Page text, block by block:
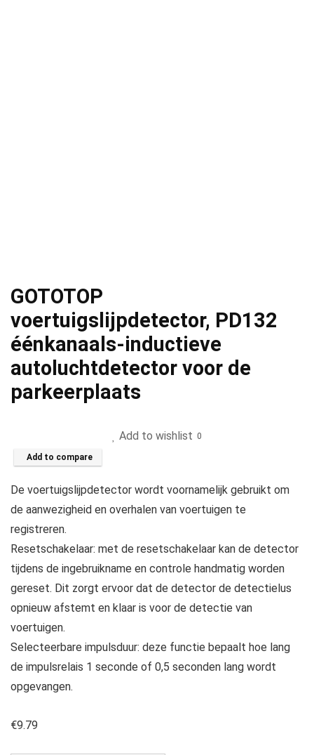
GOTOTOP
voertuigslijpdetector, PD132
éénkanaals-inductieve
autoluchtdetector voor de
parkeerplaats
Add to wishlist 0
Add to compare
De voertuigslijpdetector wordt voornamelijk gebruikt om
de aanwezigheid en overhalen van voertuigen te
registreren.
Resetschakelaar: met de resetschakelaar kan de detector
tijdens de ingebruikname en controle handmatig worden
gereset. Dit zorgt ervoor dat de detector de detectielus
opnieuw afstemt en klaar is voor de detectie van
voertuigen.
Selecteerbare impulsduur: deze functie bepaalt hoe lang
de impulsrelais 1 seconde of 0,5 seconden lang wordt
opgevangen.
€9.79